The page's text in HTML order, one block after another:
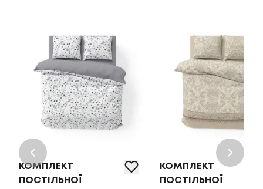
КОМПЛЕКТ
ПОСТІЛЬНОЇ
КОМПЛЕКТ
ПОСТІЛЬНОЇ